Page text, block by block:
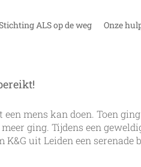
ALS op de weg Onze
mens kan doen. Toen
ging. Tijdens een
uit Leiden een serenade